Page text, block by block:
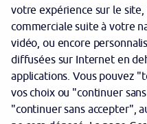
Protection des données
Politique cookies
Sécurité
Tarifs
Mentions légales
votre expérience sur le site,
commerciale suite à votre
vidéo, ou encore
diffusées sur Internet en
applications. Vous pouvez
vos choix ou "continuer
"continuer sans accepter",